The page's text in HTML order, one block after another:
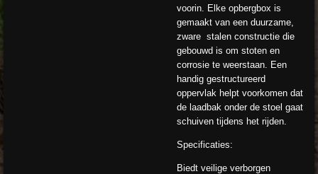
voorin. Elke opbergbox is
gemaakt van een duurzame,
zware stalen constructie die
gebouwd is om stoten en
corrosie te weerstaan. Een
handig gestructureerd
oppervlak helpt voorkomen dat
de laadbak onder de stoel gaat
schuiven tijdens het rijden.
Specificaties:
Biedt veilige verborgen